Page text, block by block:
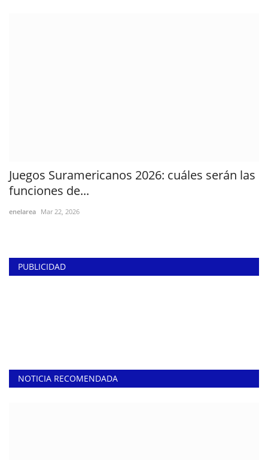
Juegos Suramericanos 2026: cuáles serán las
funciones de...
enelarea Mar 22, 2026
PUBLICIDAD
NOTICIA RECOMENDADA